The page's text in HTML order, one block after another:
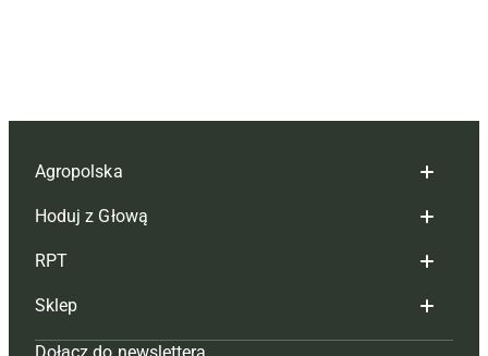
Agropolska
Redakcja
Reklama
Tagi
Hoduj z Głową
Hoduj z głową bydło
Hoduj z głową świnie
RPT
Redakcja
Sklep